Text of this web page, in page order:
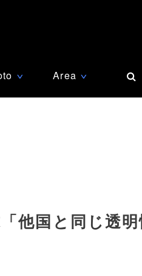
∨ Area ∨
他国と同じ透明